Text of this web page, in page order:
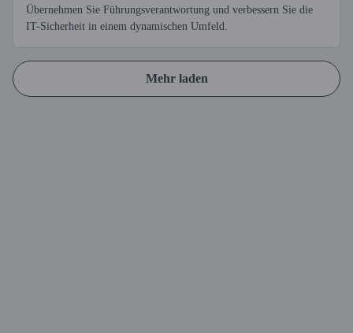
Übernehmen Sie Führungsverantwortung und verbessern Sie die
IT-Sicherheit in einem dynamischen Umfeld.
Mehr laden